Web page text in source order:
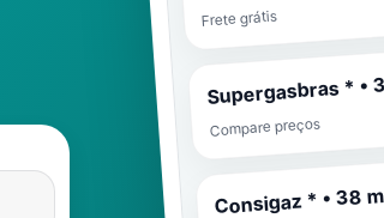
Frete grátis
Supergasbras * •
Compare preços
Consigaz * • 38